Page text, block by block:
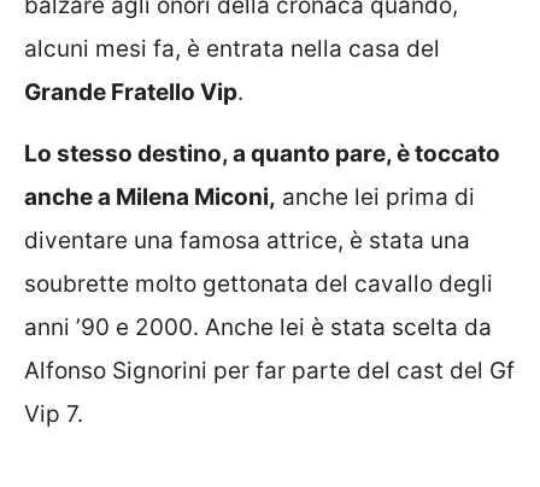
alcuni mesi fa, è entrata nella casa del
Grande Fratello Vip.
Lo stesso destino, a quanto pare, è toccato
anche a Milena Miconi, anche lei prima di
diventare una famosa attrice, è stata una
soubrette molto gettonata del cavallo degli
anni ’90 e 2000. Anche lei è stata scelta da
Alfonso Signorini per far parte del cast del Gf
Vip 7.